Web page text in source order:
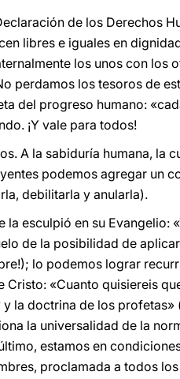
de los Derechos
libres e iguales en
los unos con los
perdamos los tesoros de
del progreso humano:
¡Y vale para todos!
A la sabiduría humana, la
podemos agregar un
debilitarla y anularla).
esculpió en su Evangelio:
de la posibilidad de
lo podemos lograr
«Cuanto quisiereis
la doctrina de los profetas»
la universalidad de la
estamos en
proclamada a todos